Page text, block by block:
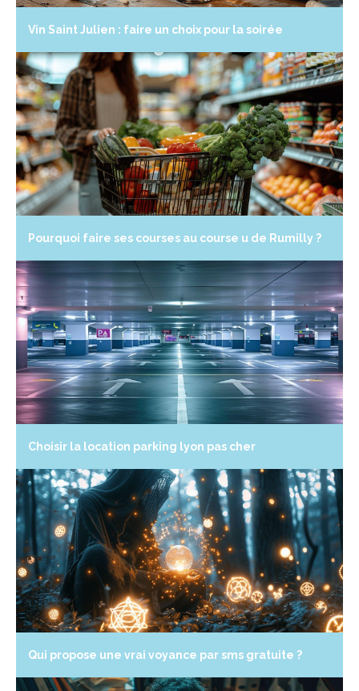
Vin Saint Julien : faire un choix pour la soirée
Pourquoi faire ses courses au course u de Rumilly ?
Choisir la location parking lyon pas cher
Qui propose une vrai voyance par sms gratuite ?